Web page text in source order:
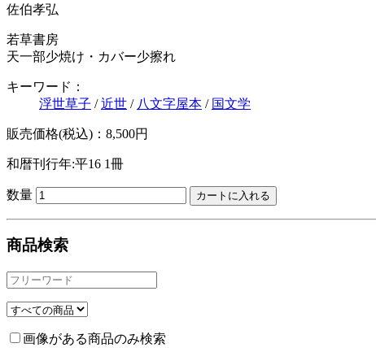
佐伯孝弘
若草書房
天一部少焼け・カバー少擦れ
キーワード：
浮世草子 /近世 / 八文字屋本 / 国文学
販売価格(税込)：8,500円
和暦刊行年:平16 1冊
数量
商品検索
画像がある商品のみ検索